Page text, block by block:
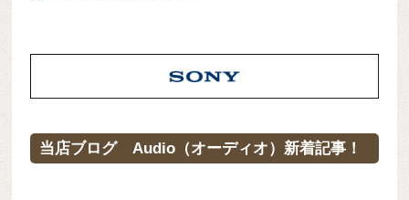
当店ブログ Audio（オーディオ）新着記事！